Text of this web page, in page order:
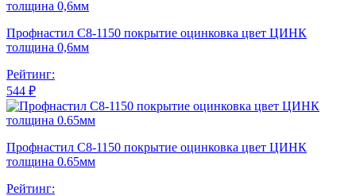
Профнастил С8-1150 покрытие оцинковка цвет ЦИНК
толщина 0,6мм
Рейтинг:
544 ₽
Профнастил С8-1150 покрытие оцинковка цвет ЦИНК
толщина 0.65мм
Рейтинг: